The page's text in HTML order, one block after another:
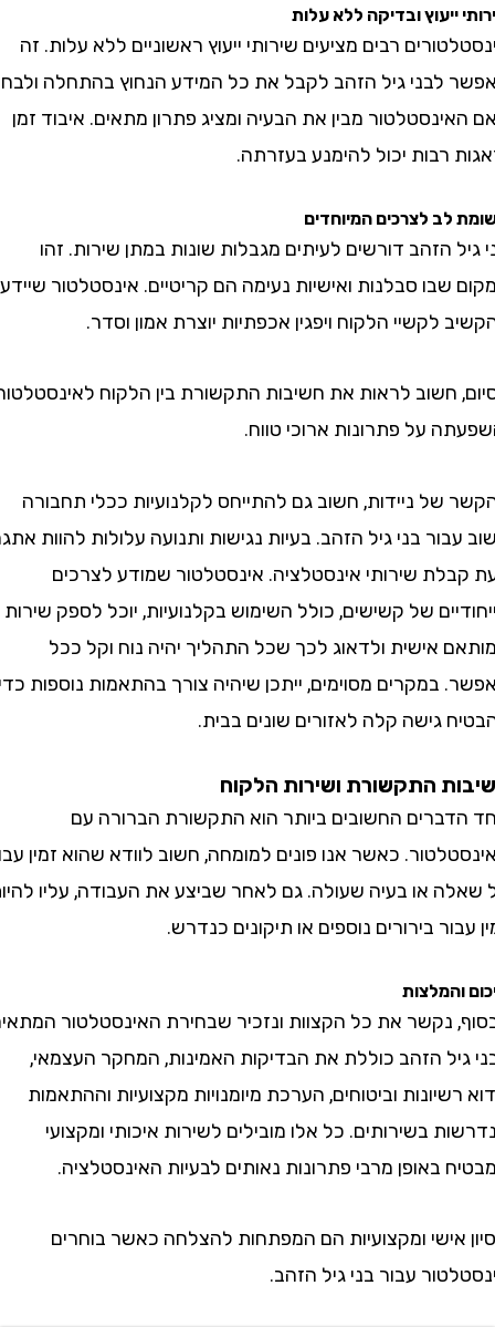
ובדיקה ללא עלות
רבים מציעים שירותי ייעוץ ראשוניים ללא עלות. זה
גיל הזהב לקבל את כל המידע הנחוץ בהתחלה ולבחון
מבין את הבעיה ומציג פתרון מתאים. איבוד זמן
רבות יכול להימנע בעזרתה.
לצרכים המיוחדים
הזהב דורשים לעיתים מגבלות שונות במתן שירות. זהו
סבלנות ואישיות נעימה הם קריטיים. אינסטלטור שיידע
לקשיי הלקוח ויפגין אכפתיות יוצרת אמון וסדר.
חשוב לראות את חשיבות התקשורת בין הלקוח לאינסטלטור
על פתרונות ארוכי טווח.
ניידות, חשוב גם להתייחס לקלנועיות ככלי תחבורה
בני גיל הזהב. בעיות נגישות ותנועה עלולות להוות אתגר
שירותי אינסטלציה. אינסטלטור שמודע לצרכים
של קשישים, כולל השימוש בקלנועיות, יוכל לספק שירות
אישית ולדאוג לכך שכל התהליך יהיה נוח וקל ככל
מסוימים, ייתכן שיהיה צורך בהתאמות נוספות כדי
גישה קלה לאזורים שונים בבית.
התקשורת ושירות הלקוח
החשובים ביותר הוא התקשורת הברורה עם
כאשר אנו פונים למומחה, חשוב לוודא שהוא זמין עבור
או בעיה שעולה. גם לאחר שביצע את העבודה, עליו להיות
בירורים נוספים או תיקונים כנדרש.
נקשר את כל הקצוות ונזכיר שבחירת האינסטלטור המתאים
הזהב כוללת את הבדיקות האמינות, המחקר העצמאי,
וביטוחים, הערכת מיומנויות מקצועיות וההתאמות
בשירותים. כל אלו מובילים לשירות איכותי ומקצועי
באופן מרבי פתרונות נאותים לבעיות האינסטלציה.
אישי ומקצועיות הם המפתחות להצלחה כאשר בוחרים
עבור בני גיל הזהב.